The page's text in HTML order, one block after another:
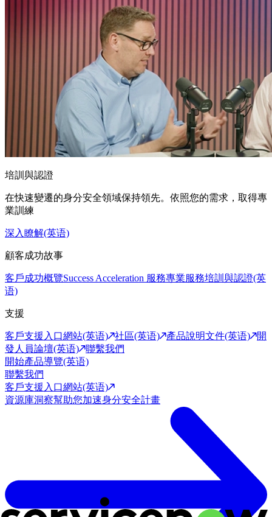
培訓與認證
在快速變遷的身分安全領域保持領先。依照您的需求，取得專
業訓練
深入瞭解(英语)
顧客成功故事
客戶成功概覽Success Acceleration 服務專業服務培訓與認證(英
语)
支援
客戶支援入口網站(英语) 社區(英语) 產品說明文件(英语)
開
發人員論壇(英语)
聯繫我們
開始產品導覽(英语)
聯繫我們
客戶支援入口網站(英语)
資源庫洞察幫助您加速身分安全計畫